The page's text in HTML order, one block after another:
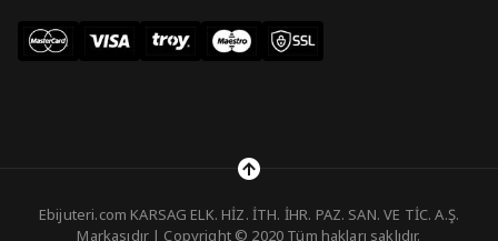
Ebijuteri.com KARSAG ELK. HİZ. İTH. İHR. PAZ. SAN. VE TİC. A.Ş.
Markasıdır | Copyright © 2020 Tüm hakları saklıdır.